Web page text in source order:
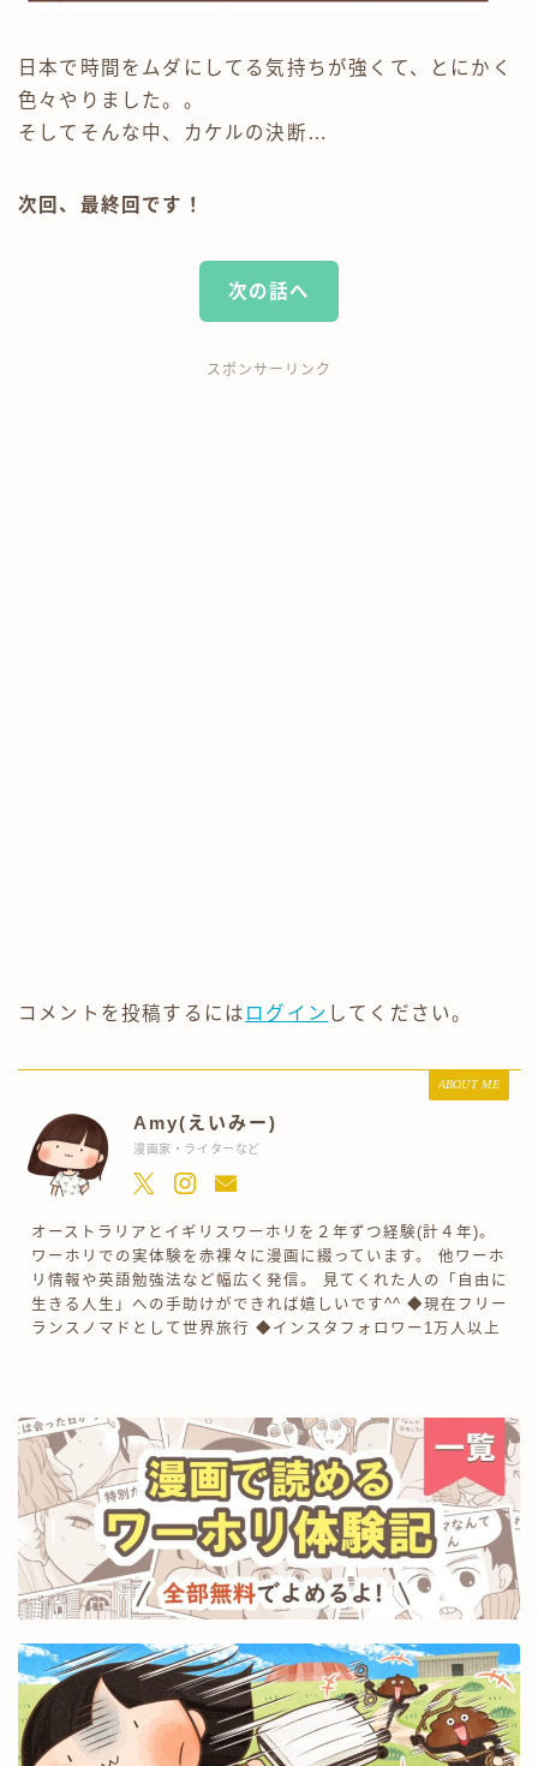
日本で時間をムダにしてる気持ちが強くて、とにかく
色々やりました。。
そしてそんな中、カケルの決断…
次回、最終回です！
次の話へ
スポンサーリンク
コメントを投稿するには ログイン してください。
ABOUT ME
Amy(えいみー)
漫画家・ライターなど
オーストラリアとイギリスワーホリを２年ずつ経験(計４年)。
ワーホリでの実体験を赤裸々に漫画に綴っています。 他ワーホ
リ情報や英語勉強法など幅広く発信。 見てくれた人の「自由に
生きる人生」への手助けができれば嬉しいです^^ ◆現在フリー
ランスノマドとして世界旅行 ◆インスタフォロワー1万人以上